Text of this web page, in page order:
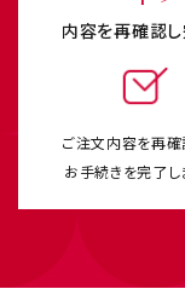
内容を再確認
ご注文内容を再確
お手続きを完了し